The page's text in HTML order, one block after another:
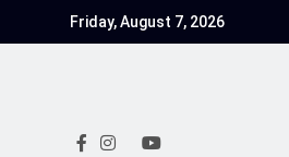
Friday, August 7, 2026